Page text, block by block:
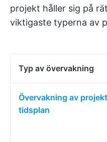
projekt håller sig på
viktigaste typerna av
Typ av övervakning
Övervakning av
tidsplan